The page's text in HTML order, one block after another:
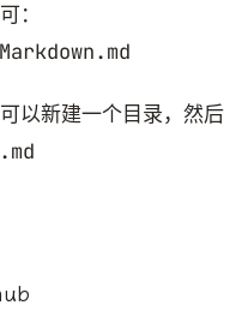
：
以新建一个目录，然后